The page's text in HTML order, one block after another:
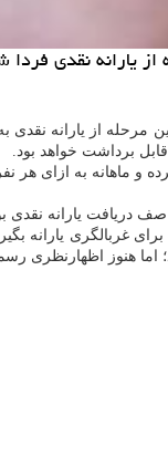
یك شنبه ساعت ۲۴ به حساب
مرحله از یارانه
غربالگری یارانه
همچون ستاد تبصره ۱۴ و سخنگوی دولت